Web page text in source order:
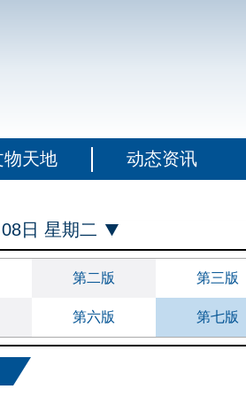
物天地 动态资讯
日 星期二
第二版 第三版
第六版 第七版